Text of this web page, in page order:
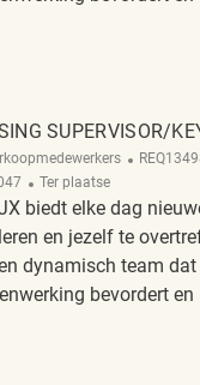
Associate REQ134400
SUPERVISOR/
ReqId
Afgelegen
Ter plaatse
biedt elke dag
en jezelf te
dynamisch team
bevordert en
Supervisor/Key